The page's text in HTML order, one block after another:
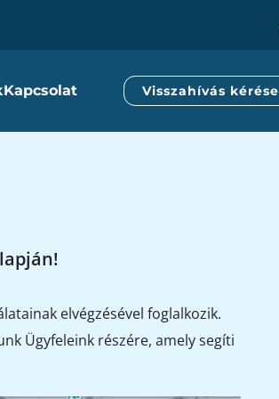
Kapcsolat Visszahívás kérése
elvégzésével foglalkozik.
Ügyfeleink részére, amely segíti